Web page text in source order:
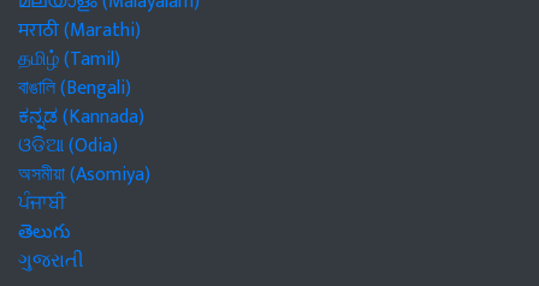
मराठी (Marathi)
தமிழ் (Tamil)
বাঙালি (Bengali)
ಕನ್ನಡ (Kannada)
ଓଡିଆ (Odia)
অসমীয়া (Asomiya)
ਪੰਜਾਬੀ
తెలుగు
ગુજરાતી